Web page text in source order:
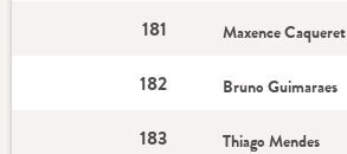
181 Maxence Caqueret
182 Bruno Guimaraes
183 Thiago Mendes